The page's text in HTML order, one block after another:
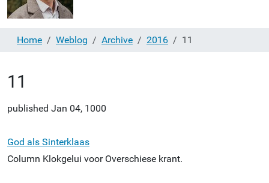
Home Weblog Archive 2016 11
11
published Jan 04, 1000
God als Sinterklaas
Column Klokgelui voor Overschiese krant.